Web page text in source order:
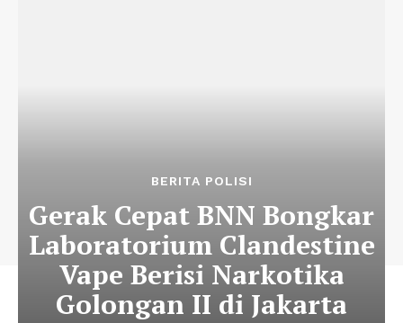
BERITA POLISI
Gerak Cepat BNN Bongkar
Laboratorium Clandestine
Vape Berisi Narkotika
Golongan II di Jakarta